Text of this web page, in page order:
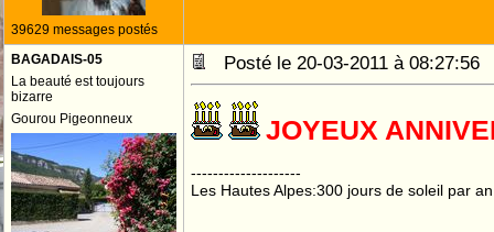
39629 messages postés
BAGADAIS-05
La beauté est toujours
bizarre
Gourou Pigeonneux
Posté le 20-03-2011 à
JOYEUX
--------------------
Les Hautes Alpes:300 jours de soleil par an